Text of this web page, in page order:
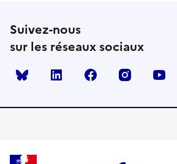
Suivez-nous
sur les réseaux sociaux
Bluesky linkedin facebook instagram